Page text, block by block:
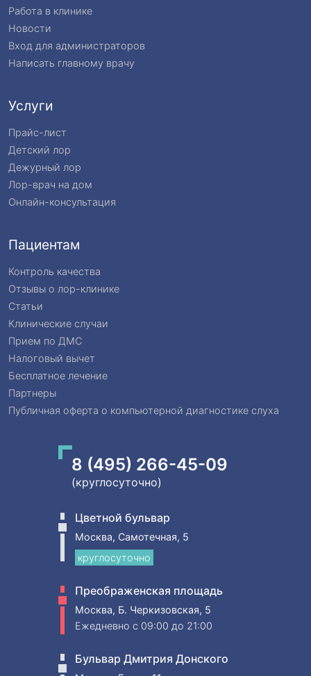
Работа в клинике
Новости
Вход для администраторов
Написать главному врачу
Услуги
Прайс-лист
Детский лор
Дежурный лор
Лор-врач на дом
Онлайн-консультация
Пациентам
Контроль качества
Отзывы о лор-клинике
Статьи
Клинические случаи
Прием по ДМС
Налоговый вычет
Бесплатное лечение
Партнеры
Публичная оферта о компьютерной диагностике слуха
8 (495) 266-45-09
(круглосуточно)
Цветной бульвар
Москва, Самотечная, 5
круглосуточно
Преображенская площадь
Москва, Б. Черкизовская, 5
Ежедневно c 09:00 до 21:00
Бульвар Дмитрия Донского